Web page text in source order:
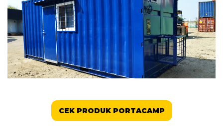
CEK PRODUK PORTACAMP